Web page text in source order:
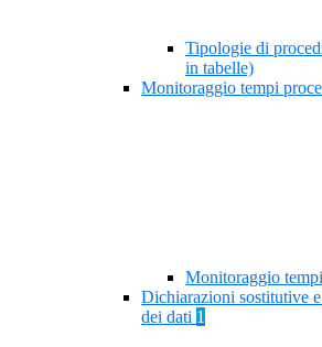
Tipologie di
in tabelle)
Monitoraggio tempi
Monitoraggio
Dichiarazioni sostitutive
dei dati 1